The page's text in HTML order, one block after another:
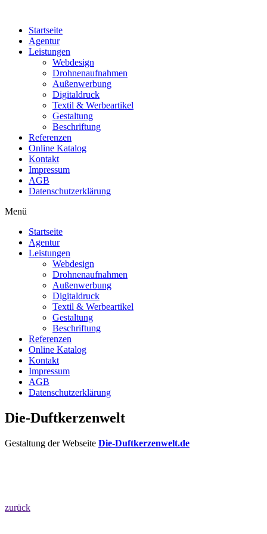
Startseite
Agentur
Leistungen
Webdesign
Drohnenaufnahmen
Außenwerbung
Digitaldruck
Textil & Werbeartikel
Gestaltung
Beschriftung
Referenzen
Online Katalog
Kontakt
Impressum
AGB
Datenschutzerklärung
Menü
Startseite
Agentur
Leistungen
Webdesign
Drohnenaufnahmen
Außenwerbung
Digitaldruck
Textil & Werbeartikel
Gestaltung
Beschriftung
Referenzen
Online Katalog
Kontakt
Impressum
AGB
Datenschutzerklärung
Die-Duftkerzenwelt
Gestaltung der Webseite Die-Duftkerzenwelt.de
zurück